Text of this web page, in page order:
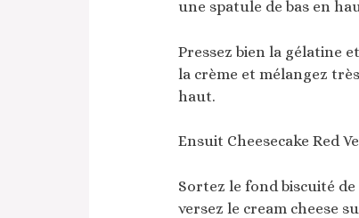
une spatule de bas en
Pressez bien la gélatine
la crème et mélangez
haut.
Ensuit Cheesecake Red
Sortez le fond biscuité
versez le cream cheese